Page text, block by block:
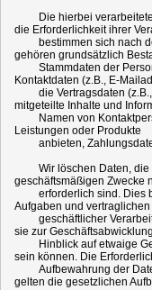
Die hierbei verarbeiteten
die Erforderlichkeit ihrer
bestimmen sich nach
gehören grundsätzlich
Stammdaten der
Kontaktdaten (z.B., E-
die Vertragsdaten (z.B.,
mitgeteilte Inhalte und
Namen von
Leistungen oder Produkte
anbieten,
Wir löschen Daten, die
geschäftsmäßigen Zwecke
erforderlich sind. Dies
Aufgaben und vertraglichen
geschäftlicher
sie zur
Hinblick auf etwaige
sein können. Die
Aufbewahrung der
gelten die gesetzlichen